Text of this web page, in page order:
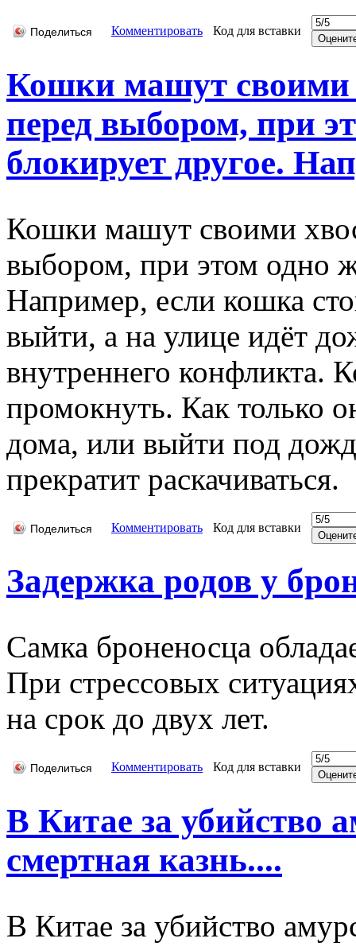
Поделиться Комментировать Код для вставки
Кошки машут своими
перед выбором, при
блокирует другое.
Кошки машут своими
выбором, при этом одно
Например, если кошка
выйти, а на улице идёт
внутреннего конфликта.
промокнуть. Как только
дома, или выйти под
прекратит раскачиваться.
Поделиться Комментировать Код для вставки
Задержка родов у
Самка броненосца
При стрессовых
на срок до двух лет.
Поделиться Комментировать Код для вставки
В Китае за убийство
смертная казнь....
В Китае за убийство